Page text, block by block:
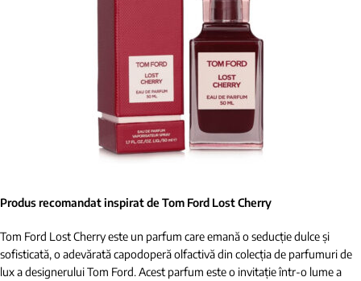
Produs recomandat inspirat de Tom Ford Lost Cherry
Tom Ford Lost Cherry este un parfum care emană o seducție dulce și
sofisticată, o adevărată capodoperă olfactivă din colecția de parfumuri de
lux a designerului Tom Ford. Acest parfum este o invitație într-o lume a